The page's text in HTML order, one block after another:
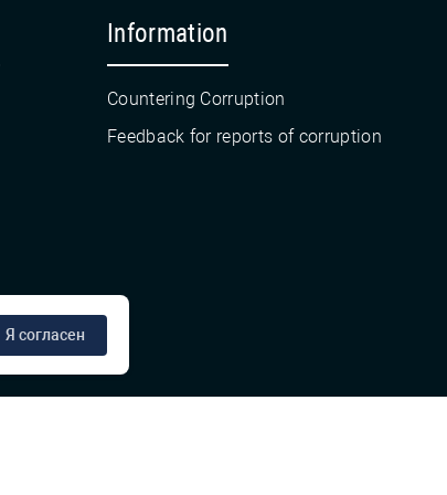
Information
Countering Corruption
Feedback for reports of corruption
Я согласен